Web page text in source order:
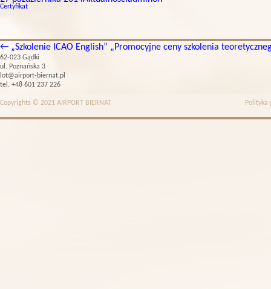
Certyfikat
← „Szkolenie ICAO English” „Promocyjne ceny szkolenia
62-023 Gądki
ul. Poznańska 3
lot@airport-biernat.pl
tel. +48 601 237 226
Copyrights © 2021 AIRPORT BIERNAT Polityka